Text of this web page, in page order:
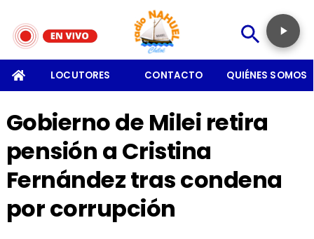
LOCUTORES CONTACTO QUIÉNES SOMOS
Gobierno de Milei retira
pensión a Cristina
Fernández tras condena
por corrupción